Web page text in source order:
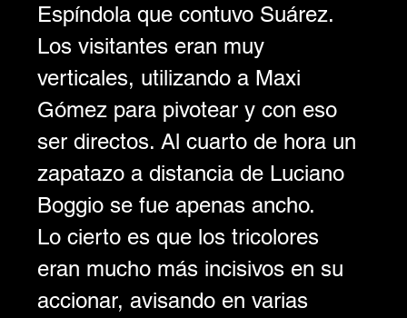
Espíndola que contuvo Suárez.
Los visitantes eran muy
verticales, utilizando a Maxi
Gómez para pivotear y con eso
ser directos. Al cuarto de hora un
zapatazo a distancia de Luciano
Boggio se fue apenas ancho.
Lo cierto es que los tricolores
eran mucho más incisivos en su
accionar, avisando en varias